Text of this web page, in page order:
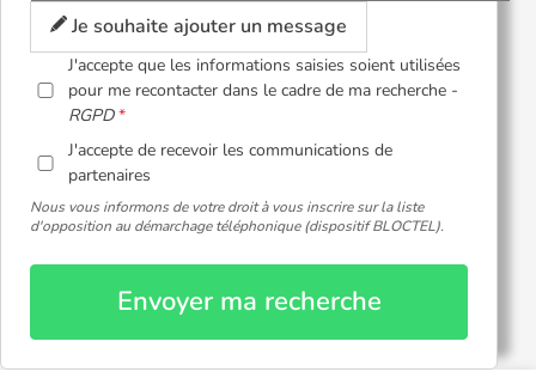
Je souhaite ajouter un message
J'accepte que les informations saisies soient utilisées
pour me recontacter dans le cadre de ma recherche -
RGPD
J'accepte de recevoir les communications de
partenaires
Nous vous informons de votre droit à vous inscrire sur la liste
d'opposition au démarchage téléphonique (dispositif BLOCTEL).
Envoyer ma recherche